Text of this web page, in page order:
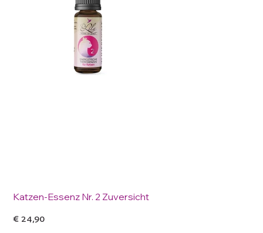
Katzen-Essenz Nr. 2 Zuversicht
€ 24,90